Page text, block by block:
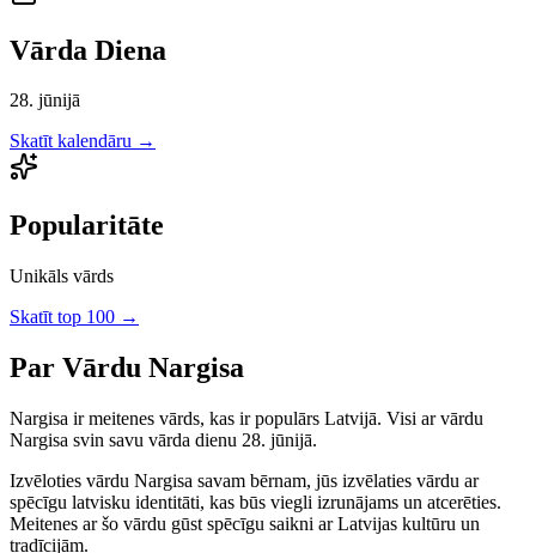
Vārda Diena
28. jūnijā
Skatīt kalendāru →
Popularitāte
Unikāls vārds
Skatīt top 100 →
Par Vārdu Nargisa
Nargisa irmeitenes vārds, kas ir populārs Latvijā. Visi ar vārdu
Nargisa svin savu vārda dienu 28. jūnijā.
Izvēloties vārdu Nargisa savam bērnam, jūs izvēlaties vārdu ar
spēcīgu latvisku identitāti, kas būs viegli izrunājams un atcerēties.
Meitenes ar šo vārdu gūst spēcīgu saikni ar Latvijas kultūru un
tradīcijām.